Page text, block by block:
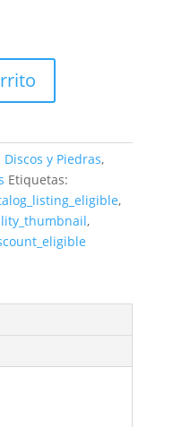
Discos y Piedras,
Etiquetas:
,
,